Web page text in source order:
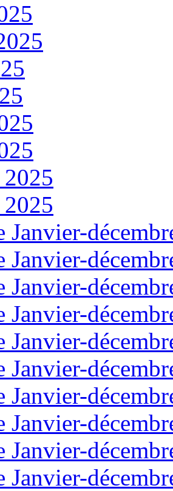
Janvier-
Janvier-
Janvier-
Janvier-
Janvier-
Janvier-
Janvier-
Janvier-
Janvier-
Janvier-